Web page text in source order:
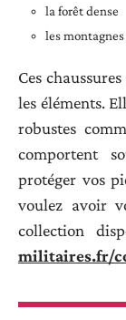
la forêt dense
les
Ces
les éléments.
robustes
comportent
protéger vos
voulez avoir
collection
militaires.fr/